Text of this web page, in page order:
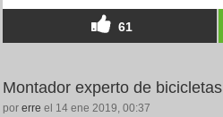
61
Montador experto de bicicletas
por erre el 14 ene 2019, 00:37